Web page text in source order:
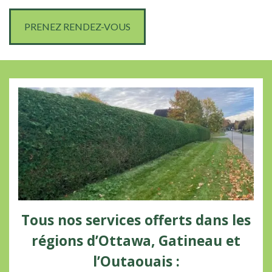
PRENEZ RENDEZ-VOUS
Tous nos services offerts dans les
régions d’Ottawa, Gatineau et
l’Outaouais :